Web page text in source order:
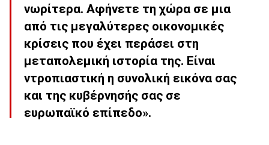
νωρίτερα. Αφήνετε τη χώρα σε μια
από τις μεγαλύτερες οικονομικές
κρίσεις που έχει περάσει στη
μεταπολεμική ιστορία της. Είναι
ντροπιαστική η συνολική εικόνα σας
και της κυβέρνησής σας σε
ευρωπαϊκό επίπεδο».